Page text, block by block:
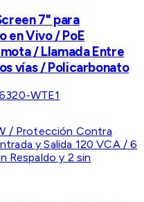
7" para
en Vivo / PoE
/ Llamada Entre
vías / Policarbonato
WTE1